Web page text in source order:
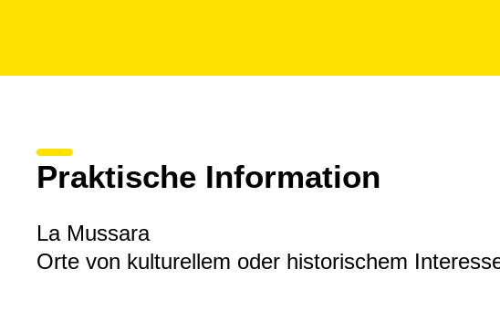
Praktische Information
La Mussara
Orte von kulturellem oder historischem